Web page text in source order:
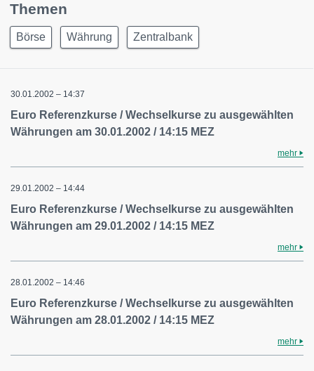
Themen
Börse Währung Zentralbank
30.01.2002 – 14:37
Euro Referenzkurse / Wechselkurse zu ausgewählten
Währungen am 30.01.2002 / 14:15 MEZ
mehr
29.01.2002 – 14:44
Euro Referenzkurse / Wechselkurse zu ausgewählten
Währungen am 29.01.2002 / 14:15 MEZ
mehr
28.01.2002 – 14:46
Euro Referenzkurse / Wechselkurse zu ausgewählten
Währungen am 28.01.2002 / 14:15 MEZ
mehr